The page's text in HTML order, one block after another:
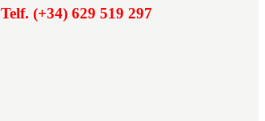
Telf. (+34) 629 519 297